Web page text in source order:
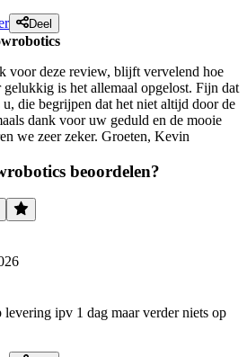
Deel
voor deze review, blijft vervelend hoe
gelukkig is het allemaal opgelost. Fijn dat
die begrijpen dat het niet altijd door de
dank voor uw geduld en de mooie
we zeer zeker. Groeten, Kevin
beoordelen?
levering ipv 1 dag maar verder niets op